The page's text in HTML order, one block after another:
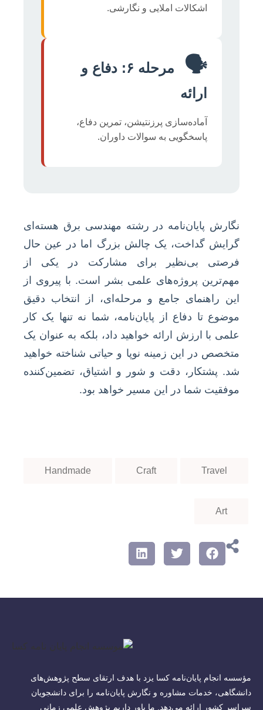
اشکالات املایی و نگارشی.
🗣️
مرحله ۶: دفاع و
ارائه
آماده‌سازی پرزنتیشن، تمرین دفاع،
پاسخگویی به سوالات داوران.
نگارش پایان‌نامه در رشته مهندسی برق هسته‌ای
گرایش گداخت، یک چالش بزرگ اما در عین حال
فرصتی بی‌نظیر برای مشارکت در یکی از
مهم‌ترین پروژه‌های علمی بشر است. با پیروی از
این راهنمای جامع و مرحله‌ای، از انتخاب دقیق
موضوع تا دفاع از پایان‌نامه، شما نه تنها یک کار
علمی با ارزش ارائه خواهید داد، بلکه به عنوان یک
متخصص در این زمینه نوپا و حیاتی شناخته خواهید
شد. پشتکار، دقت و شور و اشتیاق، تضمین‌کننده
موفقیت شما در این مسیر خواهد بود.
Travel
Craft
Handmade
Art
مؤسسه انجام پایان‌نامه کسا یزد با هدف ارتقای سطح پژوهش‌های
دانشگاهی، خدمات مشاوره و نگارش پایان‌نامه را برای دانشجویان
سراسر کشور ارائه می‌دهد. ما باور داریم پژوهش علمی زمانی